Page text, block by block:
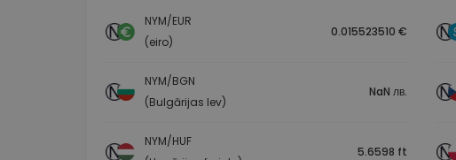
NYM/EUR
(eiro)
0.015523510 €
NYM/BGN
(Bulgārijas lev)
NaN лв.
NYM/HUF
5.6598 ft